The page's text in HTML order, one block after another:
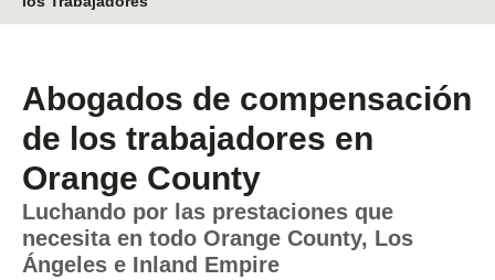
Abogados de compensación
de los trabajadores en
Orange County
Luchando por las prestaciones que
necesita en todo Orange County, Los
Ángeles e Inland Empire